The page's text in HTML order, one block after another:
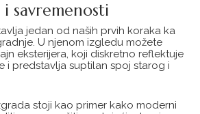
savremenosti
jedan od naših prvih koraka ka
U njenom izgledu možete
eksterijera, koji diskretno reflektuje
i predstavlja suptilan spoj starog i
stoji kao primer kako moderni